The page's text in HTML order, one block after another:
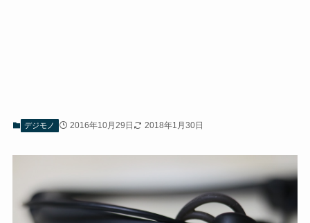
デジモノ 2016年10月29日 2018年1月30日